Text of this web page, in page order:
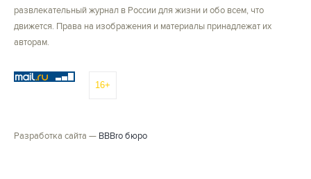
развлекательный журнал в России для жизни и обо всем, что
движется. Права на изображения и материалы принадлежат их
авторам.
16+
Разработка сайта — BBBro бюро